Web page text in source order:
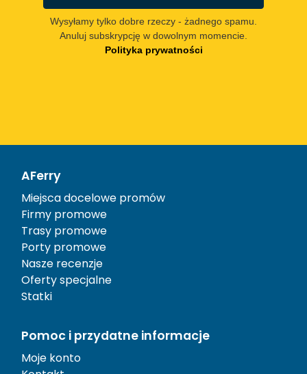
Wysyłamy tylko dobre rzeczy - żadnego spamu.
Anuluj subskrypcję w dowolnym momencie.
Polityka prywatności
AFerry
Miejsca docelowe promów
Firmy promowe
Trasy promowe
Porty promowe
Nasze recenzje
Oferty specjalne
Statki
Pomoc i przydatne informacje
Moje konto